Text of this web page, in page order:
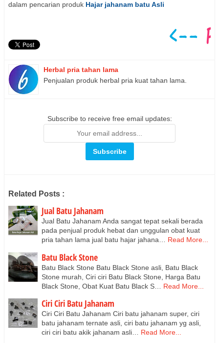
dalam pencarian produk Hajar jahanam batu Asli
Herbal pria tahan lama
Penjualan produk herbal pria kuat tahan lama.
Subscribe to receive free email updates:
Related Posts :
Jual Batu Jahanam
Jual Batu Jahanam Anda sangat tepat sekali berada
pada penjual produk hebat dan unggulan obat kuat
pria tahan lama jual batu hajar jahana…
Read More...
Batu Black Stone
Batu Black Stone Batu Black Stone asli, Batu Black
Stone murah, Ciri ciri Batu Black Stone, Harga Batu
Black Stone, Obat Kuat Batu Black S…
Read More...
Ciri Ciri Batu Jahanam
Ciri Ciri Batu Jahanam Ciri batu jahanam super, ciri
batu jahanam ternate asli, ciri batu jahanam yg asli,
ciri ciri batu akik jahanam asli…
Read More...